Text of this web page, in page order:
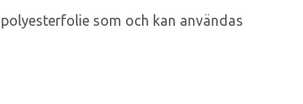
som och kan användas